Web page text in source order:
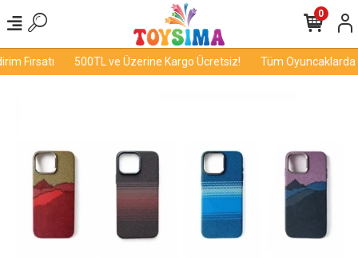
Fırsatı 500TL ve Üzerine Kargo Ücretsiz! Tüm Oyuncaklarda
0